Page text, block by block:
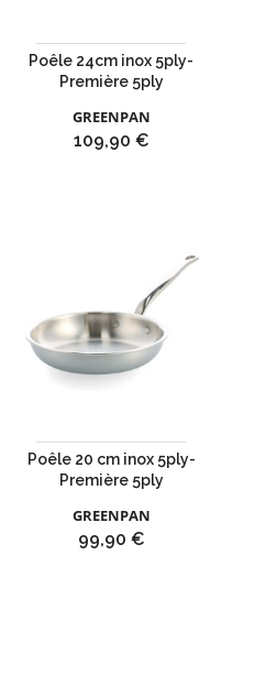
Poêle 24cm inox 5ply-
Première 5ply
GREENPAN
Prix
109,90 €
Poêle 20 cm inox 5ply-
Première 5ply
GREENPAN
Prix
99,90 €